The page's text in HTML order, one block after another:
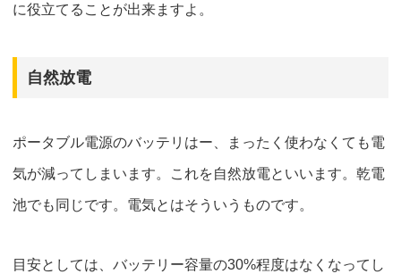
に役立てることが出来ますよ。
自然放電
ポータブル電源のバッテリはー、 まったく使わなくても電
気が減ってしまいます。 これを自然放電といいます。乾電
池でも同じです。電気とはそういうものです。
目安としては、バッテリー容量の30%程度はなくなってし